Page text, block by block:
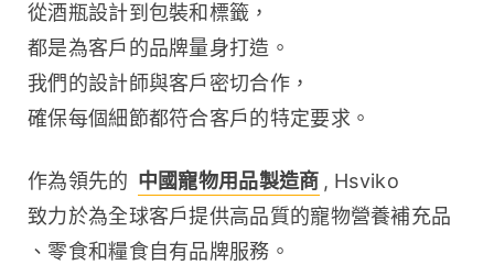
從酒瓶設計到包裝和標籤，
都是為客戶的品牌量身打造。
我們的設計師與客戶密切合作，
確保每個細節都符合客戶的特定要求。
作為領先的 中國寵物用品製造商 , Hsviko
致力於為全球客戶提供高品質的寵物營養補充品
、零食和糧食自有品牌服務。